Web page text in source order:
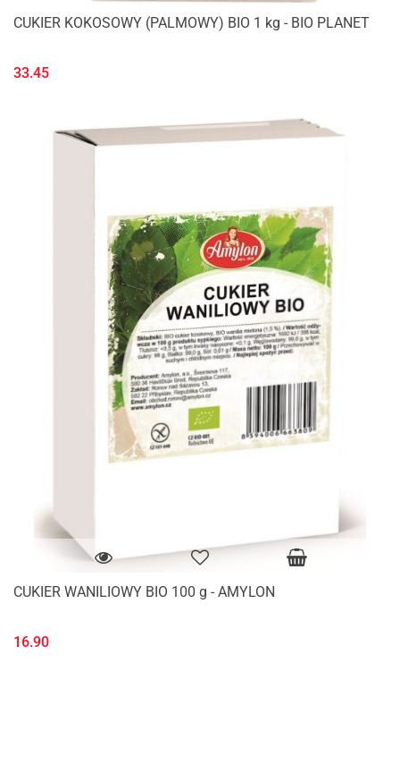
CUKIER KOKOSOWY (PALMOWY) BIO 1 kg - BIO PLANET
33.45
CUKIER WANILIOWY BIO 100 g - AMYLON
16.90